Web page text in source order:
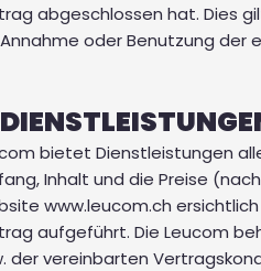
abgeschlossen hat. Dies
oder Benutzung der
bietet Dienstleistungen
Inhalt und die Preise
www.leucom.ch
aufgeführt. Die Leucom
der vereinbarten